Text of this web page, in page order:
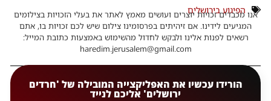
הפיגוע בירושלים
אנו מכבדים זכויות יוצרים ועושים מאמץ לאתר את בעלי הזכויות בצילומים
המגיעים לידינו. אם זיהיתים בפרסומינו צילום שיש לכם זכויות בו, אתם
רשאים לפנות אלינו ולבקש לחדול מהשימוש באמצעות כתובת המייל:
haredim.jerusalem@gmail.com
הורידו עכשיו את האפליקצייה המובילה של 'חרדים
ירושלים' אליכם לנייד